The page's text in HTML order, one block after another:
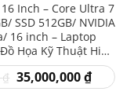
16 Inch – Core Ultra 7
SSD 512GB/ NVIDIA
16 inch – Laptop
Họa Kỹ Thuật Hiệu
Cao
₫ Giá
gốc
35,000,000₫Giá
hiện